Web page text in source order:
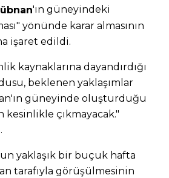
'ın güneyindeki
yönünde karar almasının
işaret edildi.
kaynaklarına dayandırdığı
beklenen yaklaşımlar
güneyinde oluşturduğu
çıkmayacak."
yaklaşık bir buçuk hafta
tarafıyla görüşülmesinin